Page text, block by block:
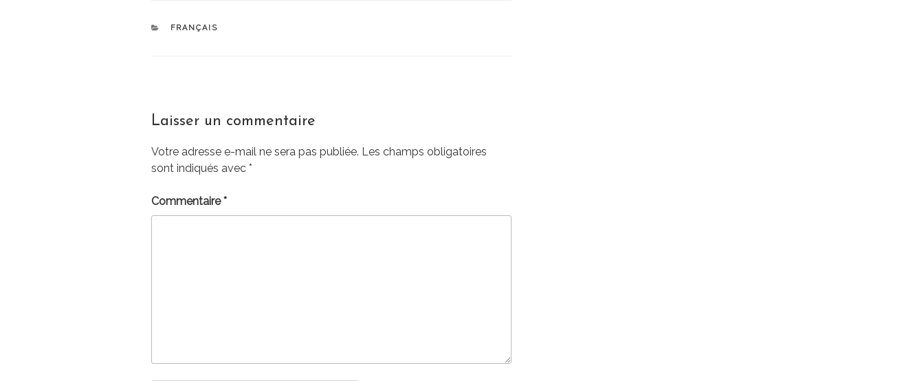
CATÉGORIES
FRANÇAIS
Laisser un commentaire
Votre adresse e-mail ne sera pas publiée. Les champs obligatoires
sont indiqués avec *
Commentaire*